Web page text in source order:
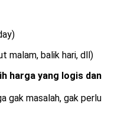
malam, balik hari, dll)
harga yang logis dan
gak masalah, gak perlu